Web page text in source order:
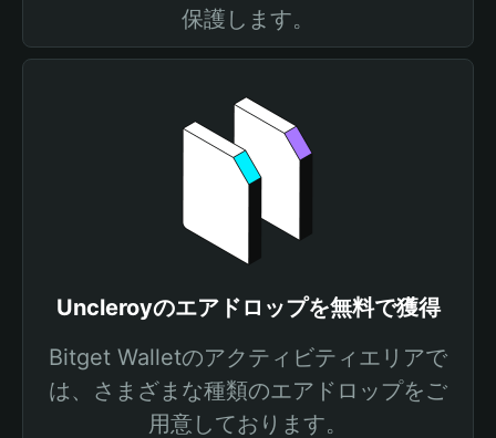
保護します。
Uncleroyのエアドロップを無料で獲得
Bitget Walletのアクティビティエリアで
は、さまざまな種類のエアドロップをご
用意しております。